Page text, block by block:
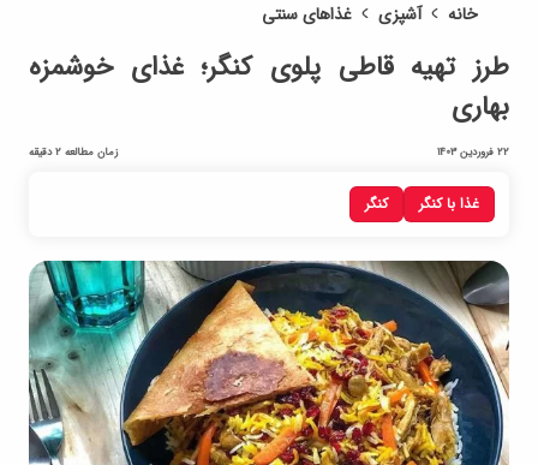
خانه آشپزی غذاهای سنتی
غذا با کنگر کنگر
طرز تهیه قاطی پلوی کنگر؛ غذای خوشمزه
بهاری
22 فروردین 1403 زمان مطالعه 2 دقیقه